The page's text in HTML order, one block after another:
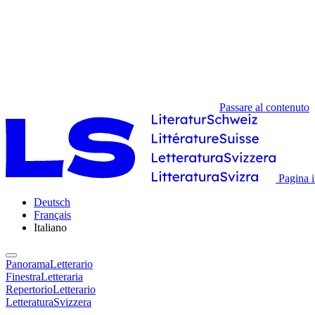
Passare al contenuto
Pagina
Deutsch
Français
Italiano
PanoramaLetterario
FinestraLetteraria
RepertorioLetterario
LetteraturaSvizzera